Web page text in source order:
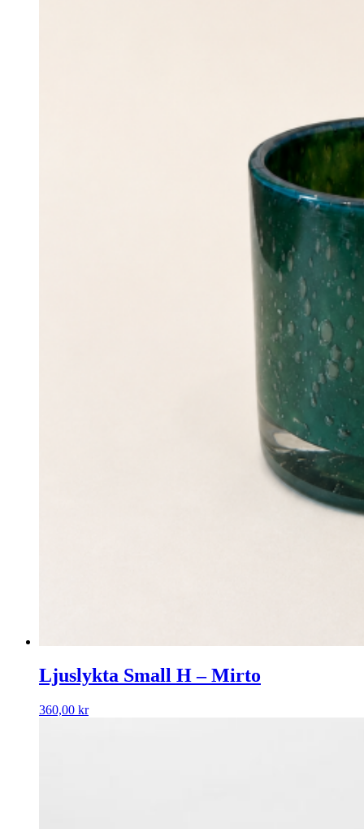
Ljuslykta Small H – Mirto
360,00 kr